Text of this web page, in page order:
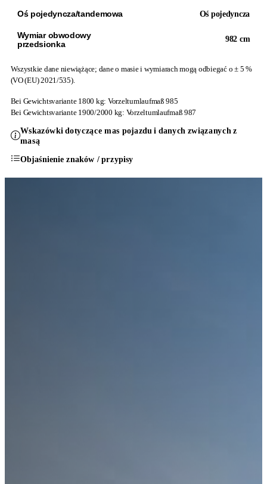
Oś pojedyncza/tandemowa Oś pojedyncza
Wymiar obwodowy
przedsionka
982 cm
Wszystkie dane niewiążące; dane o masie i wymiarach mogą odbiegać o ± 5 %
(VO (EU) 2021/535).
Bei Gewichtsvariante 1800 kg: Vorzeltumlaufmaß 985
Bei Gewichtsvariante 1900/2000 kg: Vorzeltumlaufmaß 987
Wskazówki dotyczące mas pojazdu i danych związanych z
masą
Objaśnienie znaków / przypisy